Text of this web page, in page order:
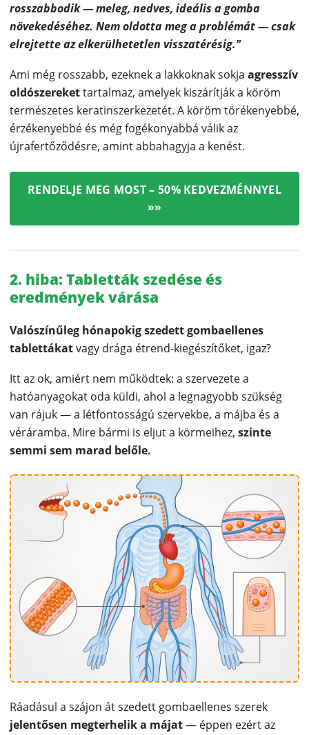
rosszabbodik — meleg, nedves, ideális a gomba
növekedéséhez. Nem oldotta meg a problémát — csak
elrejtette az elkerülhetetlen visszatérésig."
Ami még rosszabb, ezeknek a lakkoknak sokja agresszív
oldószerekettartalmaz, amelyek kiszárítják a köröm
természetes keratinszerkezetét. A köröm törékenyebbé,
érzékenyebbé és még fogékonyabbá válik az
újrafertőződésre, amint abbahagyja a kenést.
RENDELJE MEG MOST – 50% KEDVEZMÉNNYEL
»»
2. hiba: Tabletták szedése és
eredmények várása
Valószínűleg hónapokig szedett gombaellenes
tablettákatvagy drága étrend-kiegészítőket, igaz?
Itt az ok, amiért nem működtek: a szervezete a
hatóanyagokat oda küldi, ahol a legnagyobb szükség
van rájuk — a létfontosságú szervekbe, a májba és a
véráramba. Mire bármi is eljut a körmeihez, szinte
semmi sem marad belőle.
Ráadásul a szájon át szedett gombaellenes szerek
jelentősen megterhelik a májat— éppen ezért az